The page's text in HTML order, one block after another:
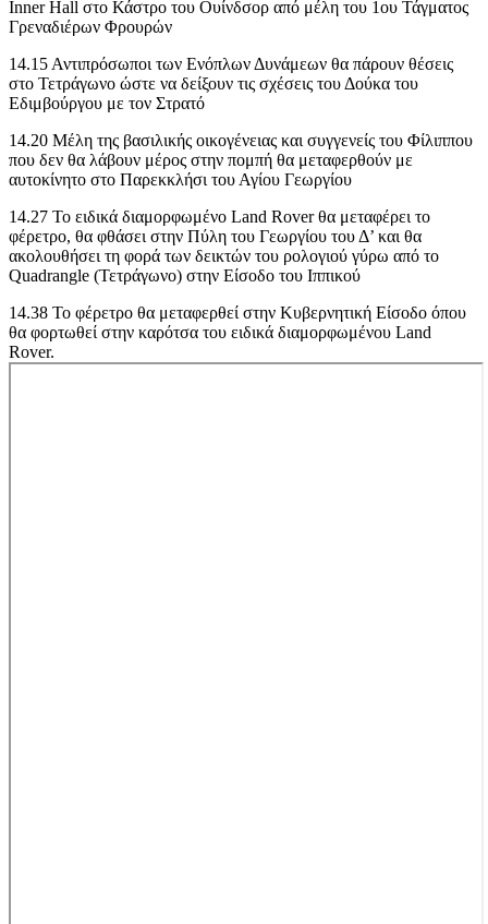
Inner Hall στο Κάστρο του Ουίνδσορ από μέλη του 1ου Τάγματος
Γρεναδιέρων Φρουρών
14.15 Αντιπρόσωποι των Ενόπλων Δυνάμεων θα πάρουν θέσεις
στο Τετράγωνο ώστε να δείξουν τις σχέσεις του Δούκα του
Εδιμβούργου με τον Στρατό
14.20 Μέλη της βασιλικής οικογένειας και συγγενείς του Φίλιππου
που δεν θα λάβουν μέρος στην πομπή θα μεταφερθούν με
αυτοκίνητο στο Παρεκκλήσι του Αγίου Γεωργίου
14.27 Το ειδικά διαμορφωμένο Land Rover θα μεταφέρει το
φέρετρο, θα φθάσει στην Πύλη του Γεωργίου του Δ’ και θα
ακολουθήσει τη φορά των δεικτών του ρολογιού γύρω από το
Quadrangle (Τετράγωνο) στην Είσοδο του Ιππικού
14.38 To φέρετρο θα μεταφερθεί στην Κυβερνητική Είσοδο όπου
θα φορτωθεί στην καρότσα του ειδικά διαμορφωμένου Land
Rover.